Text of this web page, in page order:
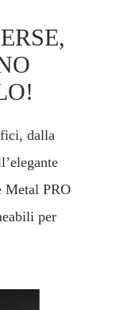
dalla
Metal PRO
per